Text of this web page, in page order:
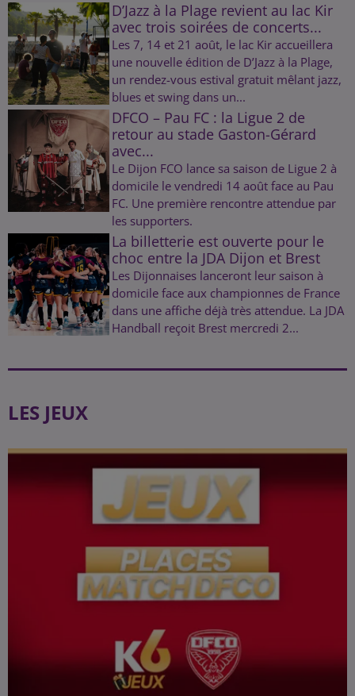
D’Jazz à la Plage revient au lac Kir
avec trois soirées de concerts...
Les 7, 14 et 21 août, le lac Kir accueillera
une nouvelle édition de D’Jazz à la Plage,
un rendez-vous estival gratuit mêlant jazz,
blues et swing dans un...
DFCO – Pau FC : la Ligue 2 de
retour au stade Gaston-Gérard
avec...
Le Dijon FCO lance sa saison de Ligue 2 à
domicile le vendredi 14 août face au Pau
FC. Une première rencontre attendue par
les supporters.
La billetterie est ouverte pour le
choc entre la JDA Dijon et Brest
Les Dijonnaises lanceront leur saison à
domicile face aux championnes de France
dans une affiche déjà très attendue. La JDA
Handball reçoit Brest mercredi 2...
LES JEUX